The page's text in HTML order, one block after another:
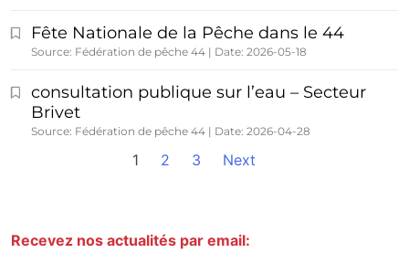
Fête Nationale de la Pêche dans le 44
Source: Fédération de pêche 44 Date: 2026-05-18
consultation publique sur l’eau – Secteur
Brivet
Source: Fédération de pêche 44 Date: 2026-04-28
1 2 3 Next
Recevez nos actualités par email: